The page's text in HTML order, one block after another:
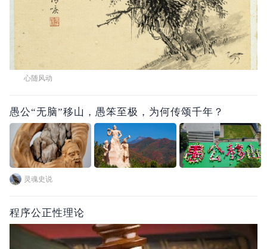
心随风动
愚公“无脑”移山，愚笨至极，为何传颂千年？
灵魂史说
程序公正性理论